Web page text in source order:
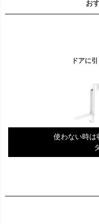
お
ドアに
使わない時は